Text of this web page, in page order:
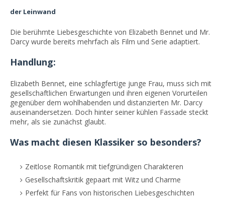
der Leinwand
Die berühmte Liebesgeschichte von Elizabeth Bennet und Mr.
Darcy wurde bereits mehrfach als Film und Serie adaptiert.
Handlung:
Elizabeth Bennet, eine schlagfertige junge Frau, muss sich mit
gesellschaftlichen Erwartungen und ihren eigenen Vorurteilen
gegenüber dem wohlhabenden und distanzierten Mr. Darcy
auseinandersetzen. Doch hinter seiner kühlen Fassade steckt
mehr, als sie zunächst glaubt.
Was macht diesen Klassiker so besonders?
Zeitlose Romantik mit tiefgründigen Charakteren
Gesellschaftskritik gepaart mit Witz und Charme
Perfekt für Fans von historischen Liebesgeschichten